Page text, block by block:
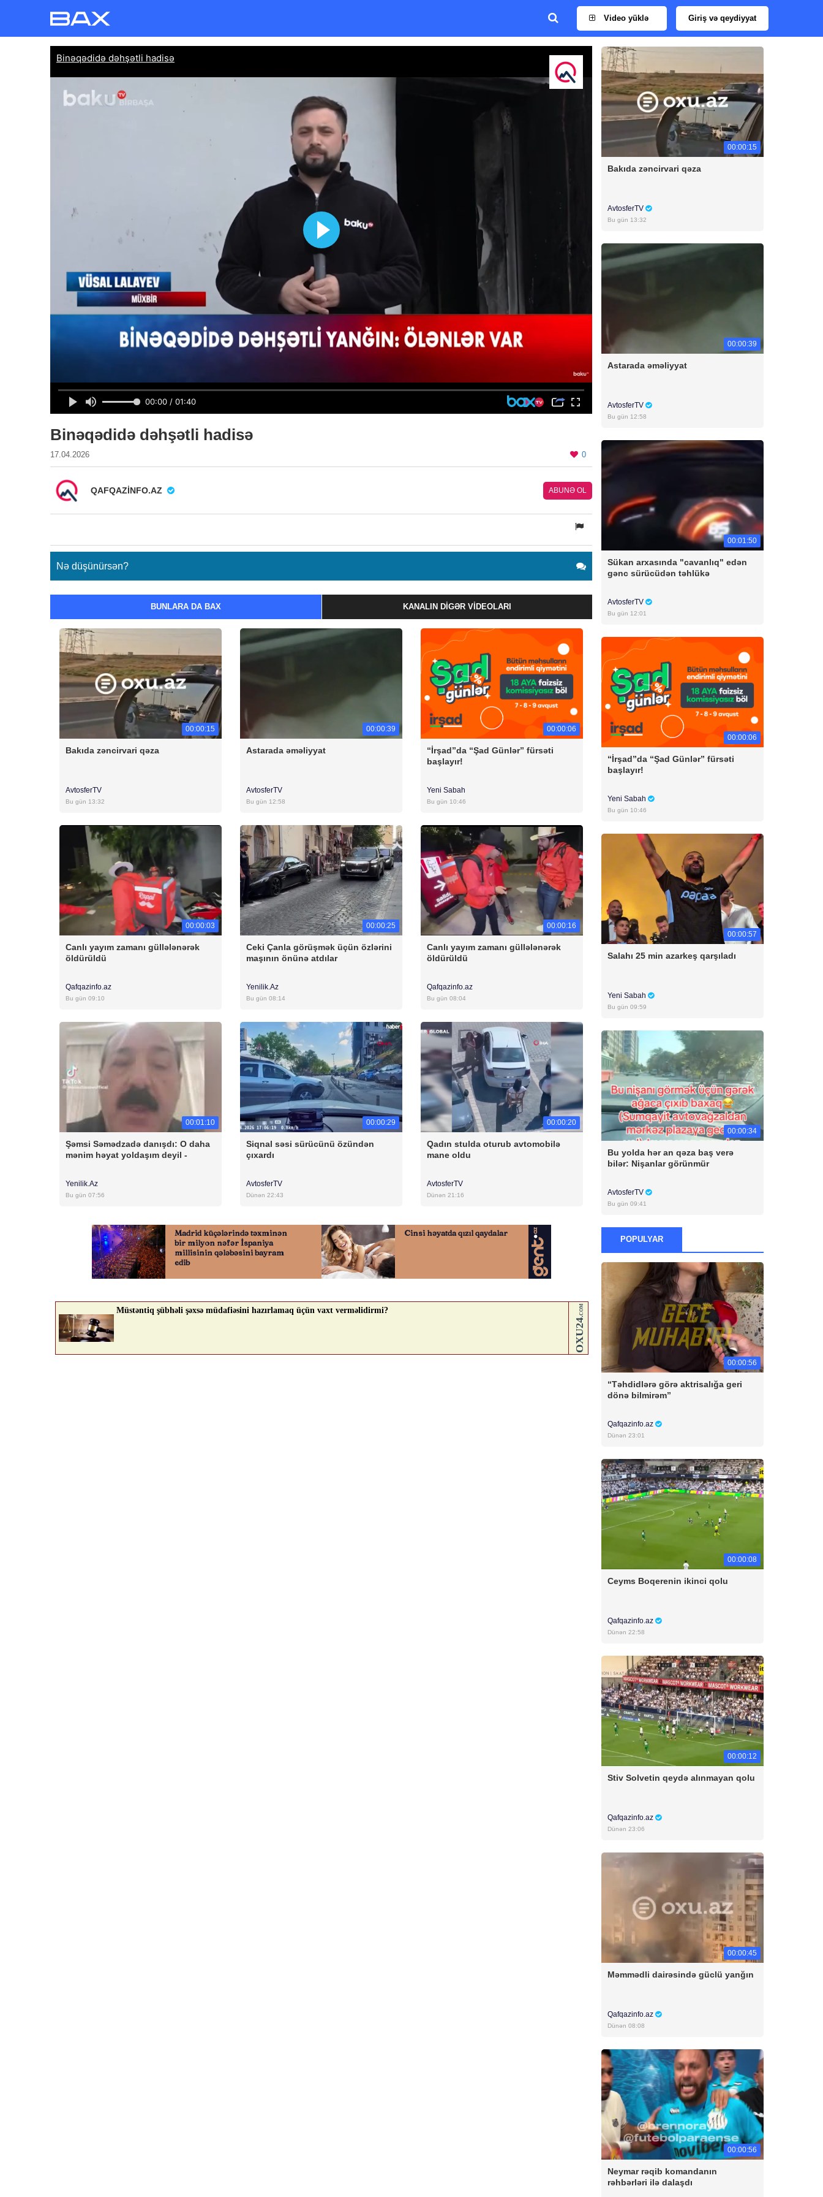
Video yüklə Giriş və qeydiyyat
Binəqədidə dəhşətli hadisə
17.04.2026 0
QAFQAZINFO.AZ ABUNƏ OL
Nə düşünürsən?
BUNLARA DA BAX KANALIN DIGƏR VIDEOLARI
00:00:15
Bakıda zəncirvari qəza
AvtosferTV
Bu gün 13:32
00:00:39
Astarada əməliyyat
AvtosferTV
Bu gün 12:58
00:00:06
“İrşad”da “Şad Günlər” fürsəti
başlayır!
Yeni Sabah
Bu gün 10:46
00:00:03
Canlı yayım zamanı güllələnərək
öldürüldü
Qafqazinfo.az
Bu gün 09:10
00:00:25
Ceki Çanla görüşmək üçün özlərini
maşının önünə atdılar
Yenilik.Az
Bu gün 08:14
00:00:16
Canlı yayım zamanı güllələnərək
öldürüldü
Qafqazinfo.az
Bu gün 08:04
00:01:10
Şəmsi Səmədzadə danışdı: O daha
mənim həyat yoldaşım deyil -
Yenilik.Az
Bu gün 07:56
00:00:29
Siqnal səsi sürücünü özündən
çıxardı
AvtosferTV
Dünən 22:43
00:00:20
Qadın stulda oturub avtomobilə
mane oldu
AvtosferTV
Dünən 21:16
00:00:15
Bakıda zəncirvari qəza
AvtosferTV
Bu gün 13:32
00:00:39
Astarada əməliyyat
AvtosferTV
Bu gün 12:58
00:01:50
Sükan arxasında "cavanlıq" edən
gənc sürücüdən təhlükə
AvtosferTV
Bu gün 12:01
00:00:06
“İrşad”da “Şad Günlər” fürsəti
başlayır!
Yeni Sabah
Bu gün 10:46
00:00:57
Salahı 25 min azarkeş qarşıladı
Yeni Sabah
Bu gün 09:59
00:00:34
Bu yolda hər an qəza baş verə
bilər: Nişanlar görünmür
AvtosferTV
Bu gün 09:41
POPULYAR
00:00:56
“Təhdidlərə görə aktrisalığa geri
dönə bilmirəm”
Qafqazinfo.az
Dünən 23:01
00:00:08
Ceyms Boqerenin ikinci qolu
Qafqazinfo.az
Dünən 22:58
00:00:12
Stiv Solvetin qeydə alınmayan qolu
Qafqazinfo.az
Dünən 23:06
00:00:45
Məmmədli dairəsində güclü yanğın
Qafqazinfo.az
Dünən 08:08
00:00:56
Neymar rəqib komandanın
rəhbərləri ilə dalaşdı